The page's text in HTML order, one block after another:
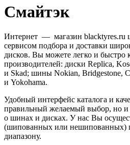
Смайтэк
Интернет — магазин blacktyres.ru
сервисом подбора и доставки
дисков. Вы можете легко и
производителей: диски Replica,
и Skad; шины Nokian, Bridgestone,
и Yokohama.
Удобный интерфейс каталога и
правильный желаемый выбор, но и
о шинах и дисках. У нас Вы
(шипованных или нешипованных)
диапазону.